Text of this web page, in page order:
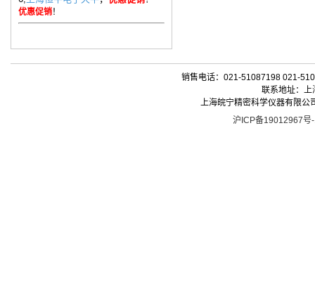
优惠促销！
销售电话：021-51087198 021-
联系地址：
上海皖宁精密科学仪器有限
沪ICP备19012967号